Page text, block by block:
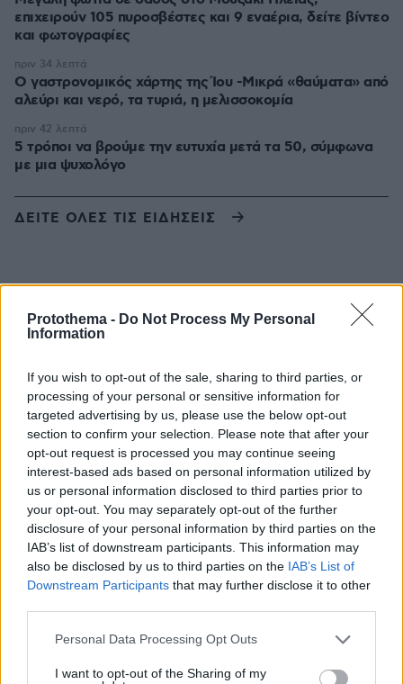
Protothema - Do Not Process My Personal
Information
If you wish to opt-out of the sale, sharing to third parties, or
processing of your personal or sensitive information for
targeted advertising by us, please use the below opt-out
section to confirm your selection. Please note that after your
opt-out request is processed you may continue seeing
interest-based ads based on personal information utilized by
us or personal information disclosed to third parties prior to
your opt-out. You may separately opt-out of the further
disclosure of your personal information by third parties on the
IAB’s list of downstream participants. This information may
also be disclosed by us to third parties on the IAB’s List of
Downstream Participants that may further disclose it to other
Please note that this website/app uses one or more Google
not limited to your visit or usage behaviour. You may click to
Personal Data Processing Opt Outs
I want to opt-out of the Sharing of my
επιχειρούν 105 πυροσβέστες και 9 εναέρια, δείτε βίντεο
και φωτογραφίες
Ο γαστρονομικός χάρτης της Ίου -Μικρά «θαύματα» από
αλεύρι και νερό, τα τυριά, η μελισσοκομία
πριν 34 λεπτά
5 τρόποι να βρούμε την ευτυχία μετά τα 50, σύμφωνα
με μια ψυχολόγο
πριν 42 λεπτά
ΔΕΙΤΕ ΟΛΕΣ ΤΙΣ ΕΙΔΗΣΕΙΣ